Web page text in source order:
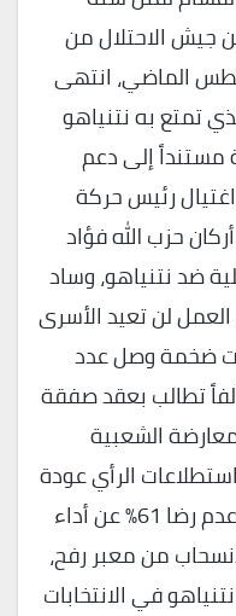
جيش الاحتلال من
30 آب/ أغسطس الماضي، انتهى
تمتع به نتنياهو
مستنداً إلى دعم
رئيس حركة
حزب الله فؤاد
ضد نتنياهو، وساد
لن تعيد الأسرى
ضخمة وصل عدد
فيها إلى نحو 750 ألفاً تطالب بعقد صفقة
الشعبية
الرأي عودة
جانتس للتفوق على نتنياهو، وعدم رضا 61% عن أداء
53% على الانسحاب من معبر رفح،
في الانتخابات